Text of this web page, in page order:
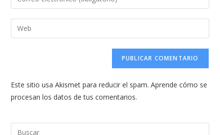
de
usuario
tu
dirección
de
comentar
Introduce
la
web
(opcional)
Este sitio usa Akismet para reducir el spam.Aprende cómo se
procesan los datos de tus comentarios.